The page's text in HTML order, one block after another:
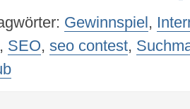
Gewinnspiel,
SEO, seo contest,